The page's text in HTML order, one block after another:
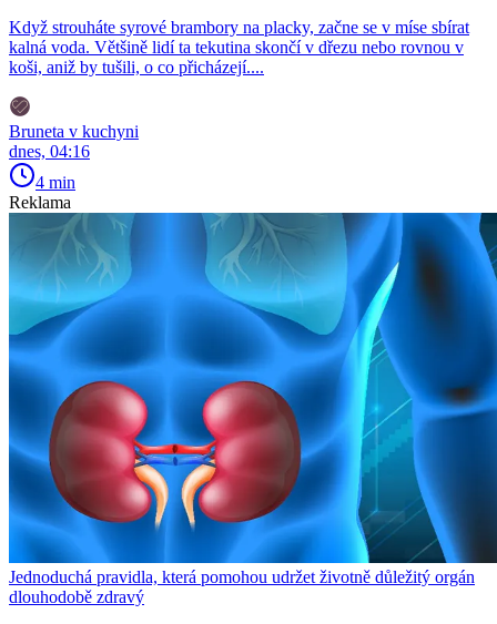
Když strouháte syrové brambory na placky, začne se v míse sbírat
kalná voda. Většině lidí ta tekutina skončí v dřezu nebo rovnou v
koši, aniž by tušili, o co přicházejí....
Bruneta v kuchyni
dnes, 04:16
4 min
Reklama
Jednoduchá pravidla, která pomohou udržet životně důležitý orgán
dlouhodobě zdravý